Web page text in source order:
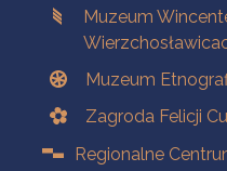
Muzeum
Muzeum
Zagroda Felicji
Regionalne